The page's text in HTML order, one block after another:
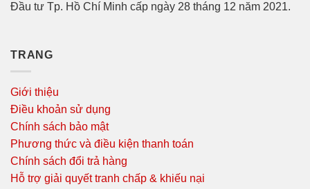
Đầu tư Tp. Hồ Chí Minh cấp ngày 28 tháng 12 năm 2021.
TRANG
Giới thiệu
Điều khoản sử dụng
Chính sách bảo mật
Phương thức và điều kiện thanh toán
Chính sách đổi trả hàng
Hỗ trợ giải quyết tranh chấp & khiếu nại